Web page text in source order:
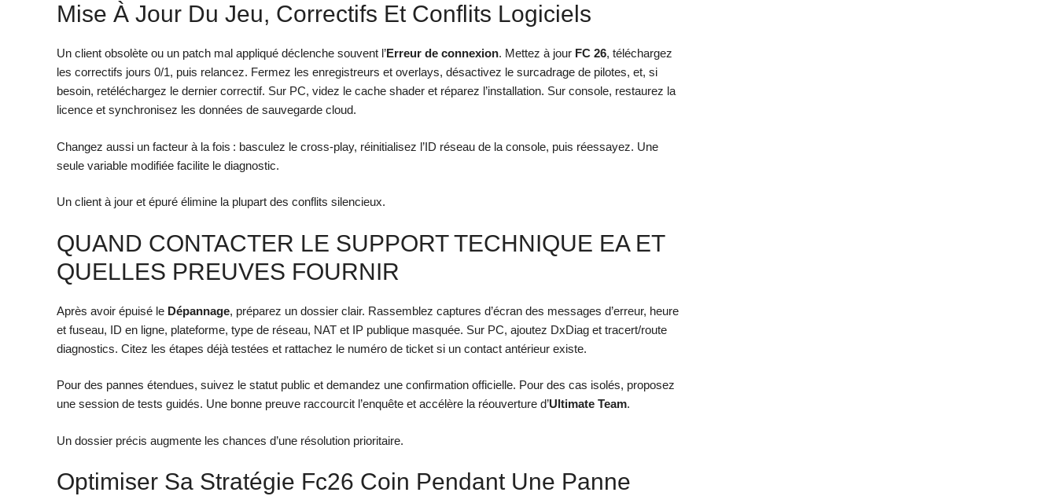
Mise À Jour Du Jeu, Correctifs Et Conflits Logiciels
Un client obsolète ou un patch mal appliqué déclenche souvent l’Erreur de connexion. Mettez à jour FC 26, téléchargez
les correctifs jours 0/1, puis relancez. Fermez les enregistreurs et overlays, désactivez le surcadrage de pilotes, et, si
besoin, retéléchargez le dernier correctif. Sur PC, videz le cache shader et réparez l’installation. Sur console, restaurez la
licence et synchronisez les données de sauvegarde cloud.
Changez aussi un facteur à la fois : basculez le cross‑play, réinitialisez l’ID réseau de la console, puis réessayez. Une
seule variable modifiée facilite le diagnostic.
Un client à jour et épuré élimine la plupart des conflits silencieux.
QUAND CONTACTER LE SUPPORT TECHNIQUE EA ET
QUELLES PREUVES FOURNIR
Après avoir épuisé le Dépannage, préparez un dossier clair. Rassemblez captures d’écran des messages d’erreur, heure
et fuseau, ID en ligne, plateforme, type de réseau, NAT et IP publique masquée. Sur PC, ajoutez DxDiag et tracert/route
diagnostics. Citez les étapes déjà testées et rattachez le numéro de ticket si un contact antérieur existe.
Pour des pannes étendues, suivez le statut public et demandez une confirmation officielle. Pour des cas isolés, proposez
une session de tests guidés. Une bonne preuve raccourcit l’enquête et accélère la réouverture d’Ultimate Team.
Un dossier précis augmente les chances d’une résolution prioritaire.
Optimiser Sa Stratégie Fc26 Coin Pendant Une Panne